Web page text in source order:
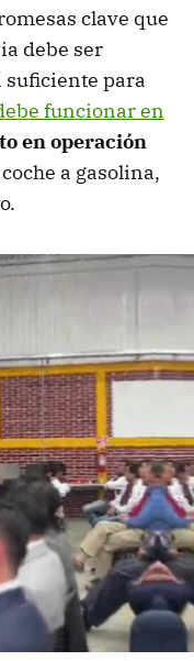
clave que
debe ser
suficiente para
funcionar en
en operación
a gasolina,